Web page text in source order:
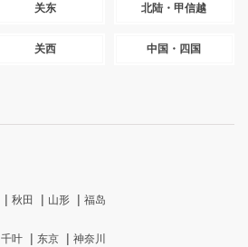
关东 北陆・甲信越
关西 中国・四国
秋田 山形
福岛
千叶 东京
神奈川